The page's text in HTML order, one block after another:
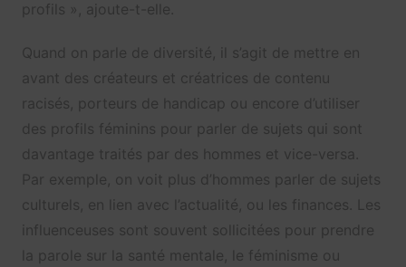
profils », ajoute-t-elle.
Quand on parle de diversité, il s’agit de mettre en
avant des créateurs et créatrices de contenu
racisés, porteurs de handicap ou encore d’utiliser
des profils féminins pour parler de sujets qui sont
davantage traités par des hommes et vice-versa.
Par exemple, on voit plus d’hommes parler de sujets
culturels, en lien avec l’actualité, ou les finances. Les
influenceuses sont souvent sollicitées pour prendre
la parole sur la santé mentale, le féminisme ou